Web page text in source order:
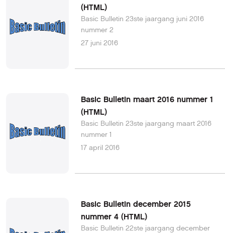
(HTML)
Basic Bulletin 23ste jaargang juni 2016
nummer 2
27 juni 2016
Basic Bulletin maart 2016 nummer 1
(HTML)
Basic Bulletin 23ste jaargang maart 2016
nummer 1
17 april 2016
Basic Bulletin december 2015
nummer 4 (HTML)
Basic Bulletin 22ste jaargang december